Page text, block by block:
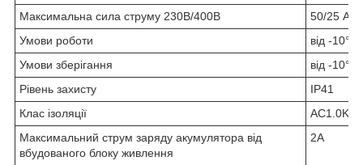
Максимальна сила струму 230В/400В
50/25 А
Умови роботи
від -
Умови зберігання
від -
Рівень захисту
IP41
Клас ізоляції
AC1.0KV
Максимальний струм заряду акумулятора від
вбудованого блоку живлення
2А